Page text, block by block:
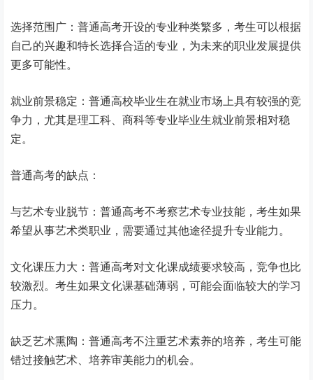
选择范围广：普通高考开设的专业种类繁多，考生可以根据
自己的兴趣和特长选择合适的专业，为未来的职业发展提供
更多可能性。
就业前景稳定：普通高校毕业生在就业市场上具有较强的竞
争力，尤其是理工科、商科等专业毕业生就业前景相对稳
定。
普通高考的缺点：
与艺术专业脱节：普通高考不考察艺术专业技能，考生如果
希望从事艺术类职业，需要通过其他途径提升专业能力。
文化课压力大：普通高考对文化课成绩要求较高，竞争也比
较激烈。考生如果文化课基础薄弱，可能会面临较大的学习
压力。
缺乏艺术熏陶：普通高考不注重艺术素养的培养，考生可能
错过接触艺术、培养审美能力的机会。